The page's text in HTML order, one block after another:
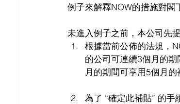
例子來解釋NOW的措施對閣
未進入例子之前，本公司先
根據當前公佈的法規，
的公司可連續3個月的
月的期間可享用5個月
為了 “確定此補貼” 的